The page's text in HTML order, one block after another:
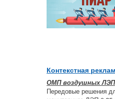
Контекстная
ОМП воздушных ЛЭП
Передовые решения